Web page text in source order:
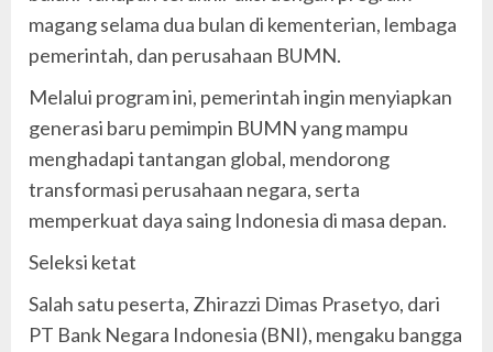
magang selama dua bulan di kementerian, lembaga
pemerintah, dan perusahaan BUMN.
Melalui program ini, pemerintah ingin menyiapkan
generasi baru pemimpin BUMN yang mampu
menghadapi tantangan global, mendorong
transformasi perusahaan negara, serta
memperkuat daya saing Indonesia di masa depan.
Seleksi ketat
Salah satu peserta, Zhirazzi Dimas Prasetyo, dari
PT Bank Negara Indonesia (BNI), mengaku bangga